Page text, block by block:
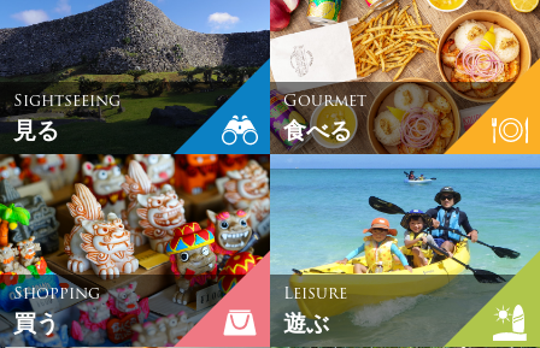
Sightseeing
見る
Gourmet
食べる
Shopping
買う
Leisure
遊ぶ